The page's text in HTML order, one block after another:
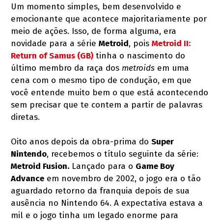
Um momento simples, bem desenvolvido e
emocionante que acontece majoritariamente por
meio de ações. Isso, de forma alguma, era
novidade para a sérieMetroid, poisMetroid II:
Return of Samus (GB) tinha o nascimento do
último membro da raça dos metroids em uma
cena com o mesmo tipo de condução, em que
você entende muito bem o que está acontecendo
sem precisar que te contem a partir de palavras
diretas.
Oito anos depois da obra-prima doSuper
Nintendo, recebemos o título seguinte da série:
Metroid Fusion. Lançado para o Game Boy
Advance em novembro de 2002, o jogo era o tão
aguardado retorno da franquia depois de sua
ausência no Nintendo 64. A expectativa estava a
mil e o jogo tinha um legado enorme para